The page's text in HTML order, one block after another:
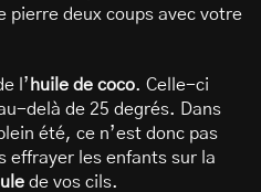
pierre deux coups avec votre
l’ huile de coco. Celle-ci
delà de 25 degrés. Dans
été, ce n’est donc pas
effrayer les enfants sur la
de vos cils.